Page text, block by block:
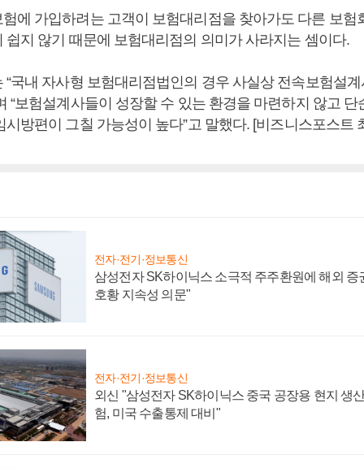
에 가입하려는 고객이 보험대리점을 찾아가도 다른 보험
쉽지 않기 때문에 보험대리점의 의미가 사라지는 셈이다.
“국내 자사형 보험대리점법인의 경우 사실상 전속보험설
“보험설계사들이 성장할 수 있는 환경을 마련하지 않고
시방편이 그칠 가능성이 높다”고 말했다. [비즈니스포스트
전자·전기·정보통신
삼성전자 SK하이닉스 소극적 주주환원에 해외 증
호황 지속성 의문"
전자·전기·정보통신
외신 "삼성전자 SK하이닉스 중국 공장용 현지 생
험, 미국 수출통제 대비"